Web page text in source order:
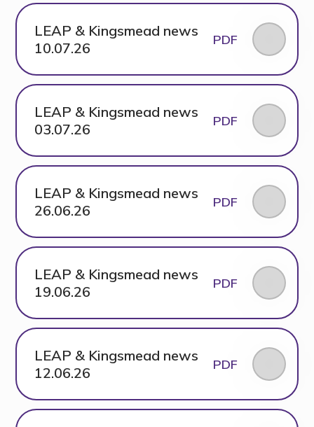
LEAP & Kingsmead news
10.07.26
PDF
LEAP & Kingsmead news
03.07.26
PDF
LEAP & Kingsmead news
26.06.26
PDF
LEAP & Kingsmead news
19.06.26
PDF
LEAP & Kingsmead news
12.06.26
PDF